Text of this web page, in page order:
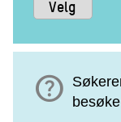
help